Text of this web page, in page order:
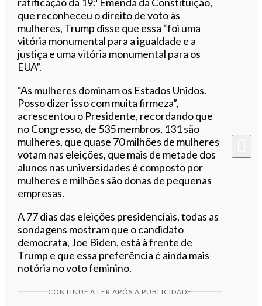
que reconheceu o direito de voto às
mulheres, Trump disse que essa “foi uma
vitória monumental para a igualdade e a
justiça e uma vitória monumental para os
EUA”.
“As mulheres dominam os Estados Unidos.
Posso dizer isso com muita firmeza”,
acrescentou o Presidente, recordando que
no Congresso, de 535 membros, 131 são
mulheres, que quase 70 milhões de mulheres
votam nas eleições, que mais de metade dos
alunos nas universidades é composto por
mulheres e milhões são donas de pequenas
empresas.
A 77 dias das eleições presidenciais, todas as
sondagens mostram que o candidato
democrata, Joe Biden, está à frente de
Trump e que essa preferência é ainda mais
notória no voto feminino.
CONTINUE A LER APÓS A PUBLICIDADE